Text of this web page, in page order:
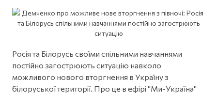
Росія та Білорусь своїми спільними навчаннями
постійно загострюють ситуацію навколо
можливого нового вторгнення в Україну з
білоруської території. Про це в ефірі "Ми-Україна"